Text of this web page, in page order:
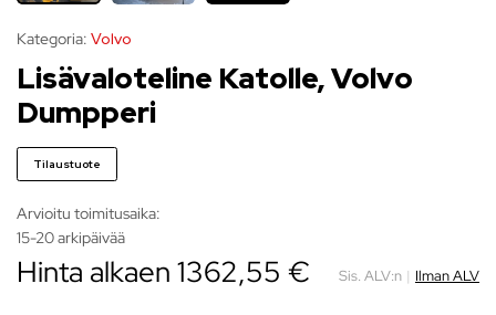
Kategoria: Volvo
Lisävaloteline Katolle, Volvo
Dumpperi
Tilaustuote
Arvioitu toimitusaika:
15-20 arkipäivää
Hinta alkaen 1362,55 € Sis. ALV:n | Ilman ALV